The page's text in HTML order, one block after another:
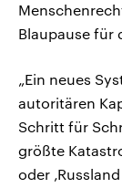
Blaupause für
„Ein neues
autoritären
Schritt für
größte
oder